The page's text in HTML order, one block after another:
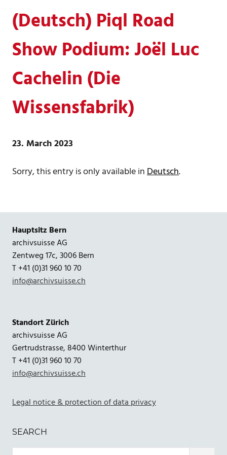
(Deutsch) Piql Road
Show Podium: Joël Luc
Cachelin (Die
Wissensfabrik)
23. March 2023
Sorry, this entry is only available inDeutsch.
Hauptsitz Bern
archivsuisse AG
Zentweg 17c, 3006 Bern
T +41 (0)31 960 10 70
info@archivsuisse.ch
Standort Zürich
archivsuisse AG
Gertrudstrasse, 8400 Winterthur
T +41 (0)31 960 10 70
info@archivsuisse.ch
Legal notice & protection of data privacy
SEARCH